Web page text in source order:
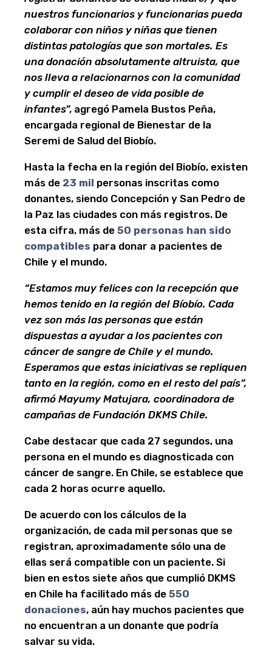
nuestros funcionarios y funcionarias pueda
colaborar con niños y niñas que tienen
distintas patologías que son mortales. Es
una donación absolutamente altruista, que
nos lleva a relacionarnos con la comunidad
y cumplir el deseo de vida posible de
infantes”, agregó Pamela Bustos Peña,
encargada regional de Bienestar de la
Seremi de Salud del Biobío.
Hasta la fecha en la región del Biobío, existen
más de 23 mil personas inscritas como
donantes, siendo Concepción y San Pedro de
la Paz las ciudades con más registros. De
esta cifra, más de 50 personas han sido
compatibles para donar a pacientes de
Chile y el mundo.
“Estamos muy felices con la recepción que
hemos tenido en la región del Bíobío. Cada
vez son más las personas que están
dispuestas a ayudar a los pacientes con
cáncer de sangre de Chile y el mundo.
Esperamos que estas iniciativas se repliquen
tanto en la región, como en el resto del país”,
afirmó Mayumy Matujara, coordinadora de
campañas de Fundación DKMS Chile.
Cabe destacar que cada 27 segundos, una
persona en el mundo es diagnosticada con
cáncer de sangre. En Chile, se establece que
cada 2 horas ocurre aquello.
De acuerdo con los cálculos de la
organización, de cada mil personas que se
registran, aproximadamente sólo una de
ellas será compatible con un paciente. Si
bien en estos siete años que cumplió DKMS
en Chile ha facilitado más de 550
donaciones, aún hay muchos pacientes que
no encuentran a un donante que podría
salvar su vida.